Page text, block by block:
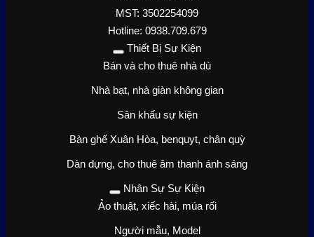
MST: 3502254099
Hotline: 0938.709.679
Thiết Bị Sự Kiện
Bán và cho thuê nhà dù
Nhà bạt, nhà giàn không gian
Sân khấu sự kiện
Bàn ghế Xuân Hòa, benquyt, chân quỳ
Dàn dựng, cho thuê âm thanh ánh sáng
Nhân Sự Sự Kiện
Ảo thuật, xiếc hài, múa rối
Người mẫu, Model